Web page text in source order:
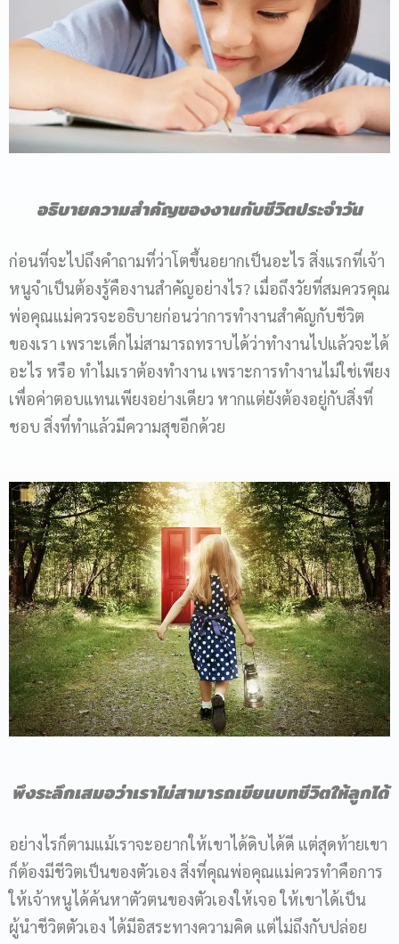
อธิบายความสำคัญของงานกับชีวิตประจำวัน
ก่อนที่จะไปถึงคำถามที่ว่าโตขึ้นอยากเป็นอะไร สิ่งแรกที่เจ้า
หนูจำเป็นต้องรู้คืองานสำคัญอย่างไร? เมื่อถึงวัยที่สมควรคุณ
พ่อคุณแม่ควรจะอธิบายก่อนว่าการทำงานสำคัญกับชีวิต
ของเรา เพราะเด็กไม่สามารถทราบได้ว่าทำงานไปแล้วจะได้
อะไร หรือ ทำไมเราต้องทำงาน เพราะการทำงานไม่ใช่เพียง
เพื่อค่าตอบแทนเพียงอย่างเดียว หากแต่ยังต้องอยู่กับสิ่งที่
ชอบ สิ่งที่ทำแล้วมีความสุขอีกด้วย
พึงระลึกเสมอว่าเราไม่สามารถเขียนบทชีวิตให้ลูกได้
อย่างไรก็ตามแม้เราจะอยากให้เขาได้ดิบได้ดี แต่สุดท้ายเขา
ก็ต้องมีชีวิตเป็นของตัวเอง สิ่งที่คุณพ่อคุณแม่ควรทำคือการ
ให้เจ้าหนูได้ค้นหาตัวตนของตัวเองให้เจอ ให้เขาได้เป็น
ผู้นำชีวิตตัวเอง ได้มีอิสระทางความคิด แต่ไม่ถึงกับปล่อย